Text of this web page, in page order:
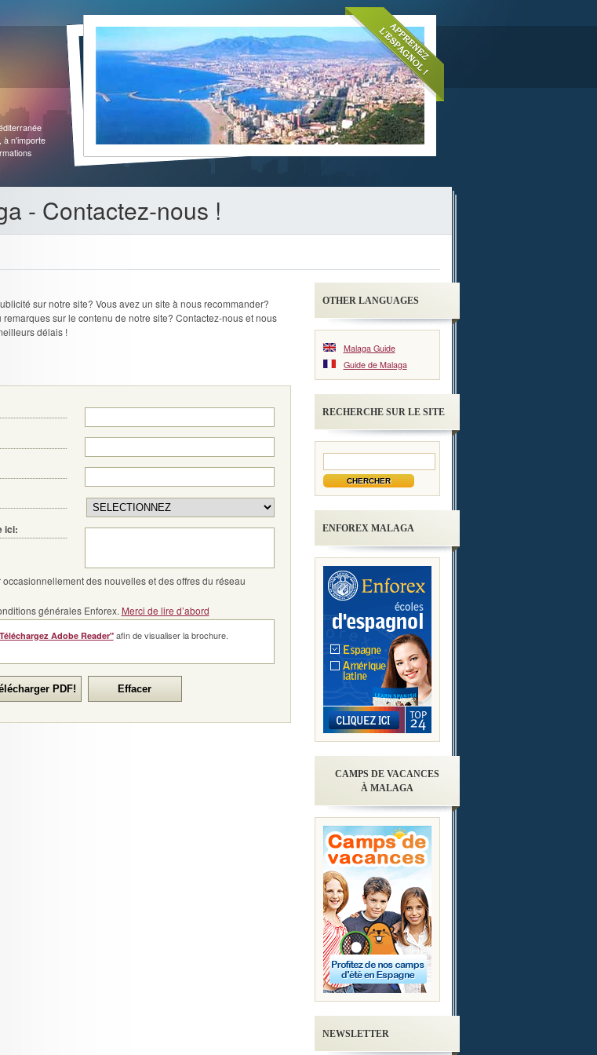
à n'importe
- Contactez-nous !
sur notre site? Vous avez un site à nous recommander?
sur le contenu de notre site? Contactez-nous et nous
délais !
ici:
des nouvelles et des offres du réseau
générales Enforex. Merci de lire d’abord
Adobe Reader"afin de visualiser la brochure.
OTHER LANGUAGES
Malaga Guide
Guide de Malaga
RECHERCHE SUR LE SITE
ENFOREX MALAGA
CAMPS DE VACANCES
À MALAGA
NEWSLETTER